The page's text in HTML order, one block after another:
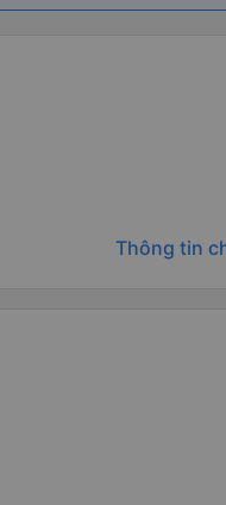
Thông tin